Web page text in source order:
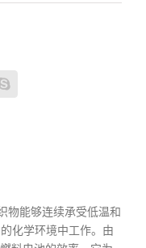
物能够连续承受低温和
化学环境中工作。由